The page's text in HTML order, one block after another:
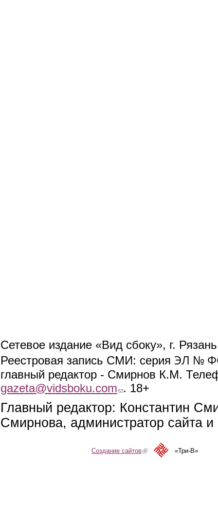
Сетевое издание «Вид сбоку», г.
Реестровая запись СМИ: серия ЭЛ №
главный редактор - Смирнов К.М.
gazeta@vidsboku.com (link sends e-mail)
. 18+
Главный редактор: Константин
Смирнова, администратор сайта
Создание сайтов(link is external)«Три-В»